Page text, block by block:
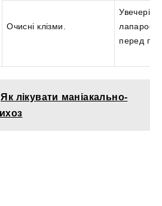
Очисні клізми.
Увечері
перед
Як лікувати маніакально-